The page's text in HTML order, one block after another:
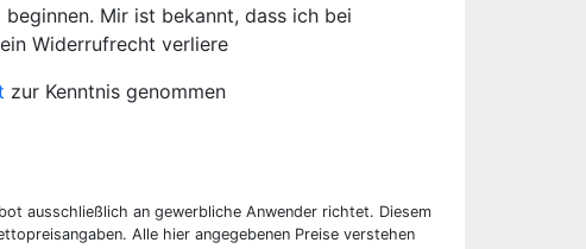
Mir ist bekannt, dass ich bei
Widerrufrecht verliere
zur Kenntnis genommen
ausschließlich an gewerbliche Anwender richtet. Diesem
Alle hier angegebenen Preise verstehen